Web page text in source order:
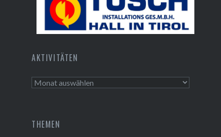
AKTIVITÄTEN
Aktivitäten
THEMEN